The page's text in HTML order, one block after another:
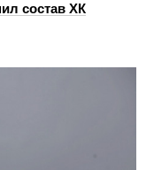
состав ХК